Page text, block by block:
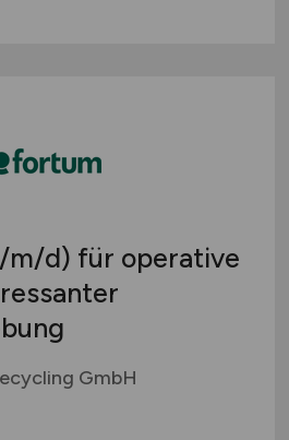
m/d) für operative
GmbH